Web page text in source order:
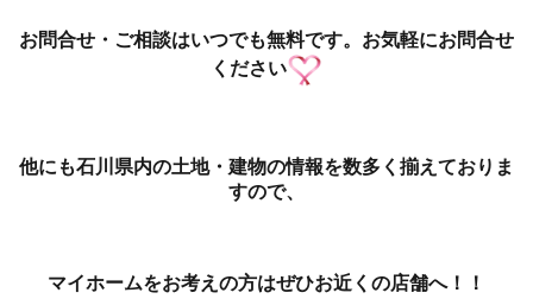
お問合せ・ご相談はいつでも無料です。お気軽にお問合せ
ください
他にも石川県内の土地・建物の情報を数多く揃えておりま
すので、
マイホームをお考えの方はぜひお近くの店舗へ！！